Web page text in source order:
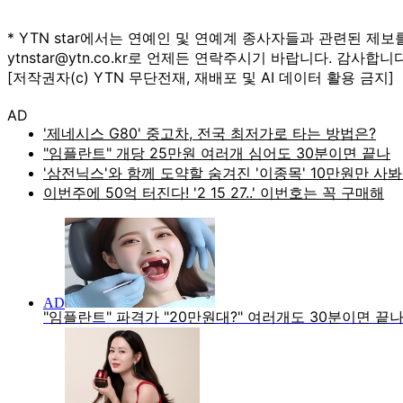
* YTN star에서는 연예인 및 연예계 종사자들과 관련된 제보
ytnstar@ytn.co.kr로 언제든 연락주시기 바랍니다. 감사합니
[저작권자(c) YTN 무단전재, 재배포 및 AI 데이터 활용 금지]
AD